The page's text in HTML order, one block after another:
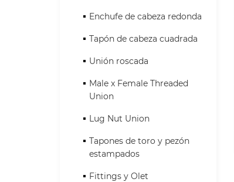
Enchufe de cabeza redonda
Tapón de cabeza cuadrada
Unión roscada
Male x Female Threaded
Union
Lug Nut Union
Tapones de toro y pezón
estampados
Fittings y Olet